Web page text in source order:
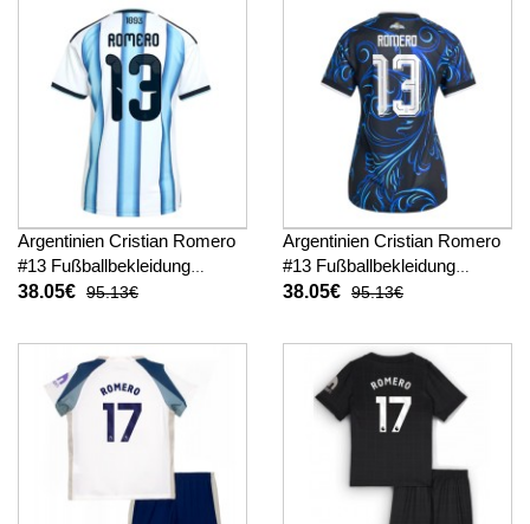
Argentinien Cristian Romero
#13 Fußballbekleidung
Heimtrikot Damen WM 2026
38.05€ 95.13€
Argentinien Cristian Romero
#13 Fußballbekleidung
Auswärtstrikot Damen WM
38.05€ 95.13€